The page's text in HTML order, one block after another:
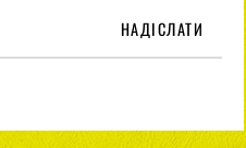
НАДІСЛАТИ